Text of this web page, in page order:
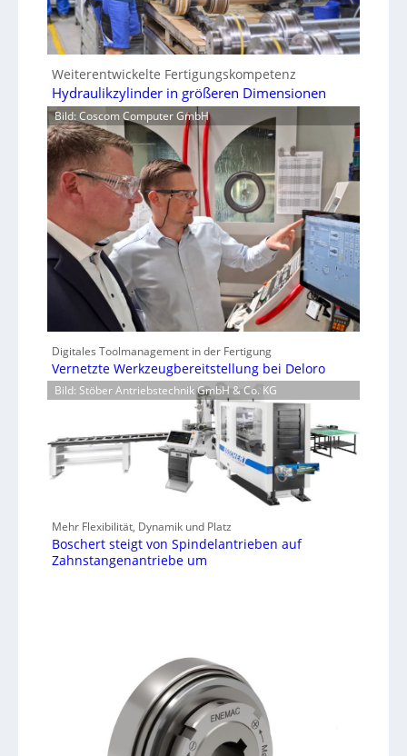
Weiterentwickelte Fertigungskompetenz
Hydraulikzylinder in größeren Dimensionen
Bild: Coscom Computer GmbH
Digitales Toolmanagement in der Fertigung
Vernetzte Werkzeugbereitstellung bei Deloro
Bild: Stöber Antriebstechnik GmbH & Co. KG
Mehr Flexibilität, Dynamik und Platz
Boschert steigt von Spindelantrieben auf
Zahnstangenantriebe um